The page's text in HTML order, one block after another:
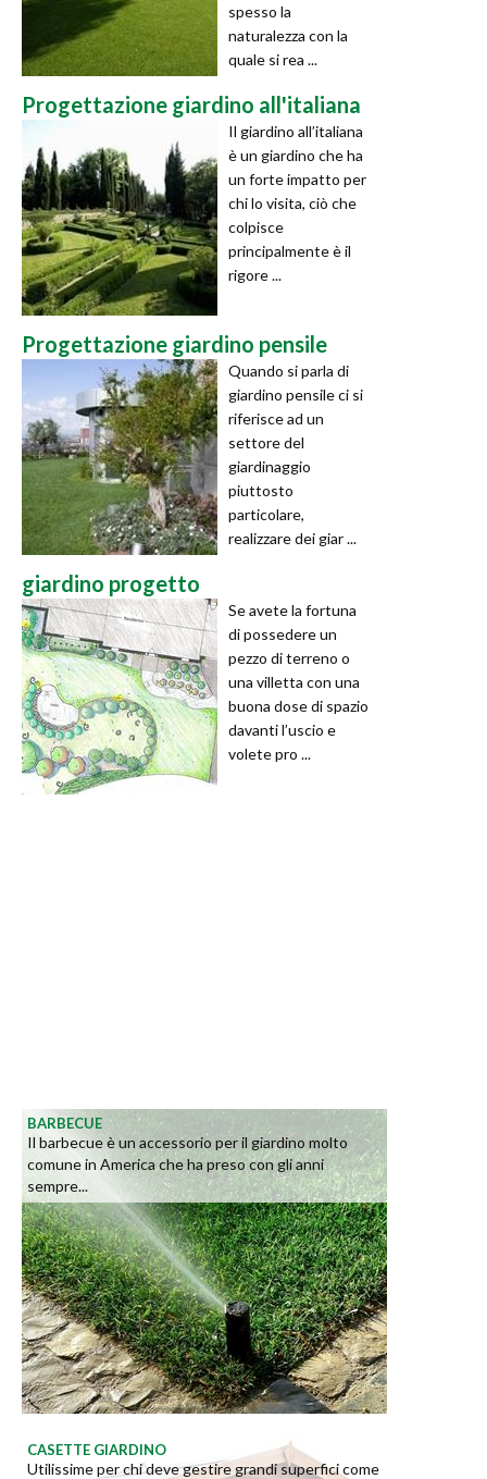
spesso la
naturalezza con la
quale si rea ...
Progettazione giardino all'italiana
Il giardino all’italiana
è un giardino che ha
un forte impatto per
chi lo visita, ciò che
colpisce
principalmente è il
rigore ...
Progettazione giardino pensile
Quando si parla di
giardino pensile ci si
riferisce ad un
settore del
giardinaggio
piuttosto
particolare,
realizzare dei giar ...
giardino progetto
Se avete la fortuna
di possedere un
pezzo di terreno o
una villetta con una
buona dose di spazio
davanti l’uscio e
volete pro ...
BARBECUE
Il barbecue è un accessorio per il giardino molto
comune in America che ha preso con gli anni
sempre...
CASETTE GIARDINO
Utilissime per chi deve gestire grandi superfici come